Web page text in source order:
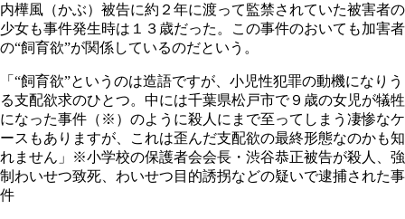
内樺風（かぶ）被告に約２年に渡って監禁されていた被害者の
少女も事件発生時は１３歳だった。この事件のおいても加害者
の“飼育欲”が関係しているのだという。
「“飼育欲”というのは造語ですが、小児性犯罪の動機になりう
る支配欲求のひとつ。中には千葉県松戸市で９歳の女児が犠牲
になった事件（※）のように殺人にまで至ってしまう凄惨なケ
ースもありますが、これは歪んだ支配欲の最終形態なのかも知
れません」※小学校の保護者会会長・渋谷恭正被告が殺人、強
制わいせつ致死、わいせつ目的誘拐などの疑いで逮捕された事
件